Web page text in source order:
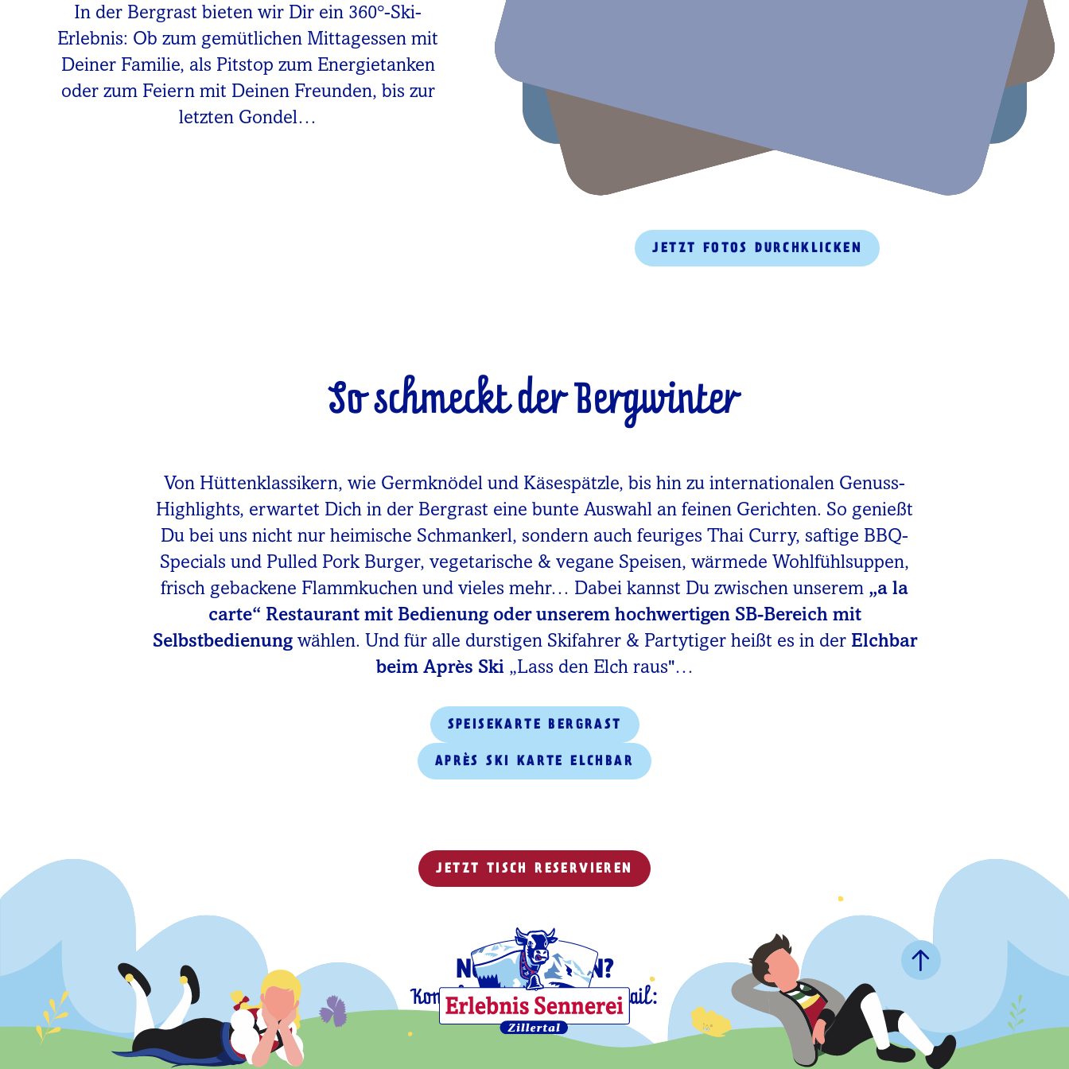
In der Bergrast bieten wir Dir ein 360°-Ski-
Erlebnis: Ob zum gemütlichen Mittagessen mit
Deiner Familie, als Pitstop zum Energietanken
oder zum Feiern mit Deinen Freunden, bis zur
letzten Gondel…
JETZT FOTOS DURCHKLICKEN
So schmeckt der Bergwinter
Von Hüttenklassikern, wie Germknödel und Käsespätzle, bis hin zu internationalen Genuss-
Highlights, erwartet Dich in der Bergrast eine bunte Auswahl an feinen Gerichten. So genießt
Du bei uns nicht nur heimische Schmankerl, sondern auch feuriges Thai Curry, saftige BBQ-
Specials und Pulled Pork Burger, vegetarische & vegane Speisen, wärmede Wohlfühlsuppen,
frisch gebackene Flammkuchen und vieles mehr… Dabei kannst Du zwischen unserem „a la
carte“ Restaurant mit Bedienung oder unserem hochwertigen SB-Bereich mit
Selbstbedienungwählen. Und für alle durstigen Skifahrer & Partytiger heißt es in der Elchbar
beim Après Ski „Lass den Elch raus"…
SPEISEKARTE BERGRAST
APRÈS SKI KARTE ELCHBAR
JETZT TISCH RESERVIEREN
NOCH FRAGEN?
Kontaktiere uns gerne per Mail:
info@bergrast.at